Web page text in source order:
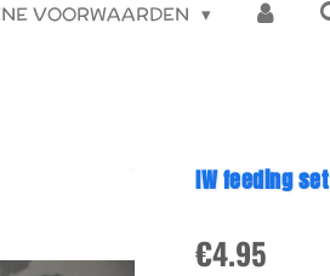
VOORWAARDEN
IW feeding set
€4.95